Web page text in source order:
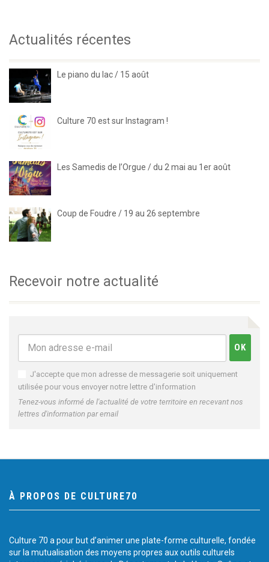
Actualités récentes
Le piano du lac / 15 août
Culture 70 est sur Instagram !
Les Samedis de l’Orgue / du 2 mai au 1er août
Coup de Foudre / 19 au 26 septembre
Recevoir notre actualité
J'accepte que mon adresse de messagerie soit uniquement
utilisée pour vous envoyer notre lettre d'information
Tenez-vous informé de l'actualité de votre territoire en recevant nos
lettres d'information par email
À PROPOS DE CULTURE70
Culture 70 a pour but d’animer une plate-forme culturelle, fondée
sur la mutualisation des moyens propres aux outils culturels